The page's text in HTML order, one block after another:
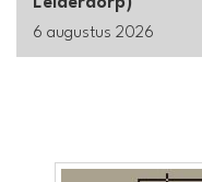
6 augustus 2026